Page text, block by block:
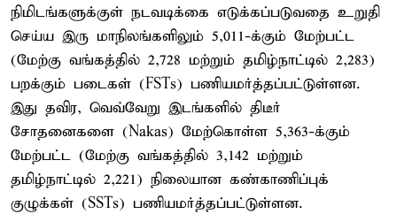
நிமிடங்களுக்குள் நடவடிக்கை எடுக்கப்படுவதை உறுதி
செய்ய இரு மாநிலங்களிலும் 5,011-க்கும் மேற்பட்ட
(மேற்கு வங்கத்தில் 2,728 மற்றும் தமிழ்நாட்டில் 2,283)
பறக்கும் படைகள் (FSTs) பணியமர்த்தப்பட்டுள்ளன.
இது தவிர, வெவ்வேறு இடங்களில் திடீர்
சோதனைகளை (Nakas) மேற்கொள்ள 5,363-க்கும்
மேற்பட்ட (மேற்கு வங்கத்தில் 3,142 மற்றும்
தமிழ்நாட்டில் 2,221) நிலையான கண்காணிப்புக்
குழுக்கள் (SSTs) பணியமர்த்தப்பட்டுள்ளன.